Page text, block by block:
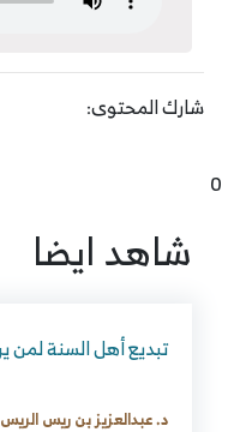
شارك المحتوى:
0
شاهد ايضا
تبديع أهل السنة لمن
د. عبدالعزيز بن ريس الريس